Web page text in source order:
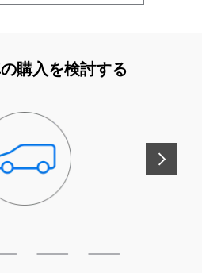
購入を検討する
次へ